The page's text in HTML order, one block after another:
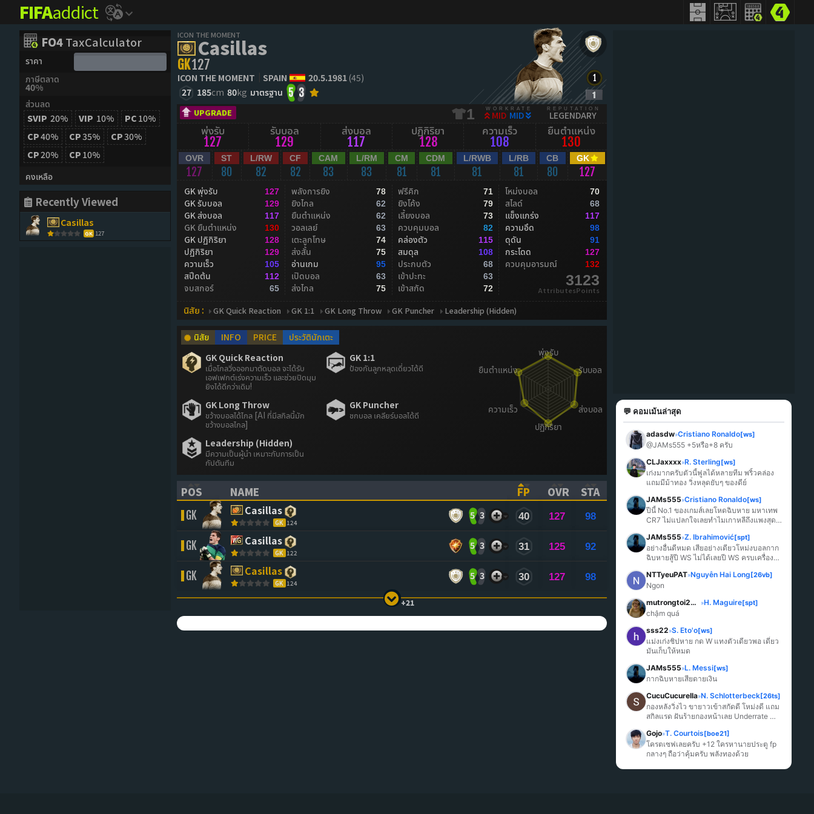
FIFAaddict
FO4TaxCalculator
ราคา
ภาษีตลาด
40%
ส่วนลด
SVIP 20% VIP 10% PC 10%
CP40% CP35% CP30%
CP20% CP 10%
คงเหลือ
Recently Viewed
Casillas
GK 127
ICON THE MOMENT
Casillas
GK127
ICON THE MOMENT SPAIN 20.5.1981(45)
27 185cm 80kg มาตรฐาน 5 3
UPGRADE 1 WORKRATE
MID MID
REPUTATION
LEGENDARY
พุ่งรับ
127
รับบอล
129
ส่งบอล
117
ปฏิกิริยา
128
ความเร็ว
108
ยืนตำแหน่ง
130
OVR
127
ST
80
L/RW
82
CF
82
CAM
83
L/RM
83
CM
81
CDM
81
L/RWB
81
L/RB
81
CB
80
GK
127
GK พุ่งรับ 127
GK รับบอล 129
GK ส่งบอล 117
GK ยืนตำแหน่ง 130
GK ปฏิกิริยา 128
ปฏิกิริยา 129
ความเร็ว 105
สปีดต้น 112
จบสกอร์ 65
พลังการยิง 78
ยิงไกล 62
ยืนตำแหน่ง 62
วอลเลย์ 63
เตะลูกโทษ 74
ส่งสั้น 75
อ่านเกม 95
เปิดบอล 63
ส่งไกล 75
ฟรีคิก 71
ยิงโค้ง 79
เลี้ยงบอล 73
ควบคุมบอล 82
คล่องตัว 115
สมดุล 108
ประกบตัว 68
เข้าปะทะ 63
เข้าสกัด 72
โหม่งบอล 70
สไลด์ 68
แข็งแกร่ง 117
ความอึด 98
ดุดัน 91
กระโดด 127
ควบคุมอารมณ์ 132
3123
AttributesPoints
นิสัย : GK Quick Reaction GK 1:1 GK Long Throw GK Puncher Leadership (Hidden)
นิสัย INFO PRICE
ประวัตินักเตะ
GK Quick Reaction
เมื่อโกลวิ่งออกมาตัดบอล จะได้รับ
เอฟเฟกต์เร่งความเร็ว และช่วยปิดมุม
ยิงได้ดีกว่าเดิม!
GK 1:1
ป้องกันลูกหลุดเดี่ยวได้ดี
GK Long Throw
ขว้างบอลได้ไกล [AI ที่มีสกิลนี้มัก
ขว้างบอลไกล]
GK Puncher
ชกบอล เคลียร์บอลได้ดี
Leadership (Hidden)
มีความเป็นผู้นำ เหมาะกับการเป็น
กัปตันทีม
POS
(CLICK TO SORT ASCENDING)
NAME
(CLICK TO SORT ASCENDING)
FP
(CLICK TO SORT ASCENDING)
OVR
(CLICK TO SORT ASCENDING)
STA
(CLICK TO SORT ASCENDING)
GK Casillas
GK 124
5 3 40 127 98
GK Casillas
GK 122
5 3 31 125 92
GK Casillas
GK 124
5 3 30 127 98
+21
💬 คอมเม้นล่าสุด
adasdw»Cristiano Ronaldo[ws]
@JAMs555 +5หรือ+8 ครับ
CLJaxxxx»R. Sterling[ws]
เก่งมากครับตัวนี้ฟูลได้หลายทีม พริ้วคล่อง
แถมมีม้าทอง วิ่งหลุดยับๆ ของดีย์
JAMs555»Cristiano Ronaldo[ws]
ปีนี้ No.1 ของเกมส์เลยโหดฉิบหาย มหาเทพ
CR7 ไม่แปลกใจเลยทำไมเกาหลีถึงแพงสุด
JAMs555»Z. Ibrahimović[spt]
อย่างอื่นดีหมด เสียอย่างเดียวโหม่งบอลกาก
ฉิบหายสู้ปี WS ไม่ได้เลยปี WS ครบเครื่อง
NTTyeuPAT»Nguyễn Hai Long[26vb]
Ngon
mutrongtoi2027
»H. Maguire[spt]
chậm quá
sss22»S. Eto'o[ws]
แม่งเก่งชิปหาย กด W แทงตัวเดียวพอ เดี๋ยว
มันเก็บให้หมด
JAMs555»L. Messi[ws]
กากฉิบหายเสียดายเงิน
CucuCucurella»N. Schlotterbeck[26ts]
กองหลังวิ่งไว ขายาวเข้าสกัดดี โหม่งดี แถม
สกิลแรด ฝันร้ายกองหน้าเลย Underrate
Gojo»T. Courtois[boe21]
โครตเซฟเลยครับ +12 ใครหานายประตู fp
กลางๆ ถือว่าคุ้มครับ พลังทองด้วย